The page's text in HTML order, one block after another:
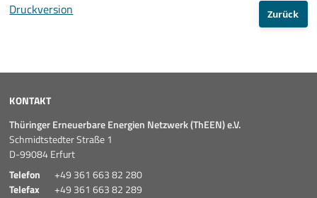
Druckversion Zurück
KONTAKT
Thüringer Erneuerbare Energien Netzwerk (ThEEN) e.V.
Schmidtstedter Straße 1
D-99084 Erfurt
Telefon
+49 361 663 82 280
Telefax
+49 361 663 82 289